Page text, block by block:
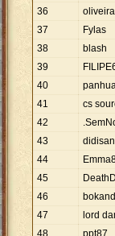
36
37
Fylas
38
blash
39
40
41
cs
42
43
44
45
46
47
lord